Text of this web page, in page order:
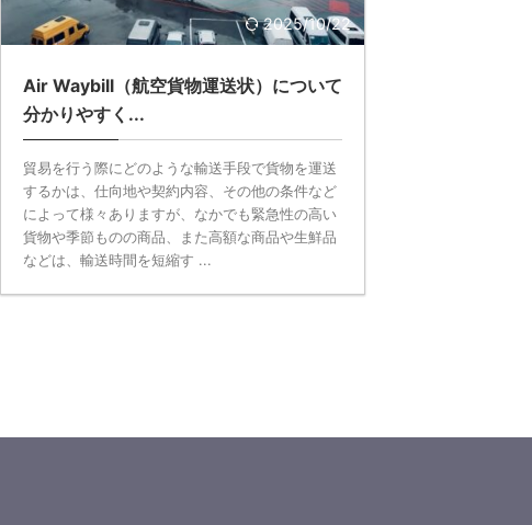
2025/10/22
Air Waybill（航空貨物運送状）について
分かりやすく...
貿易を行う際にどのような輸送手段で貨物を運送
するかは、仕向地や契約内容、その他の条件など
によって様々ありますが、なかでも緊急性の高い
貨物や季節ものの商品、また高額な商品や生鮮品
などは、輸送時間を短縮す ...